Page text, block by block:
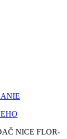
NICE FLOR-